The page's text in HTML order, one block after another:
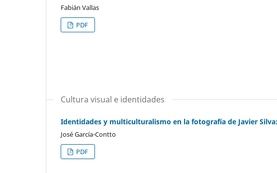
Fabián Vallas
PDF
Cultura visual e identidades
Identidades y multiculturalismo en la fotografía de Javier
José García-Contto
PDF